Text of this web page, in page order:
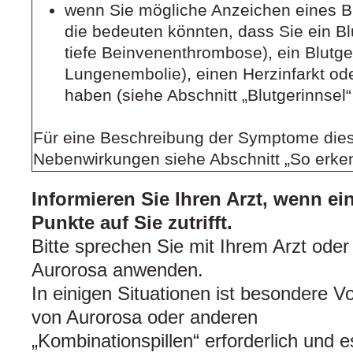
wenn Sie mögliche Anzeichen eines
die bedeuten könnten, dass Sie ein
tiefe Beinvenenthrombose), ein
Lungenembolie), einen Herzinfarkt
haben (siehe Abschnitt
Für eine Beschreibung der Symptome
Nebenwirkungen siehe Abschnitt „So
Informieren Sie Ihren Arzt, wenn
Punkte auf Sie zutrifft.
Bitte sprechen Sie mit Ihrem Arzt
Aurorosa anwenden.
In einigen Situationen ist besondere
von Aurorosa oder anderen
„Kombinationspillen“ erforderlich und